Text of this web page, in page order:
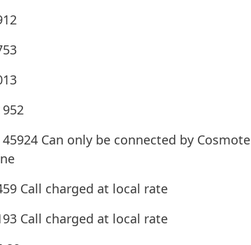
Can only be connected by Cosmote
Call charged at local rate
Call charged at local rate